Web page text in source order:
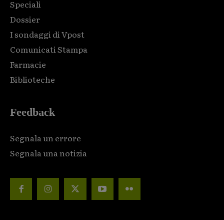
Speciali
Dossier
I sondaggi di Vpost
Comunicati Stampa
Farmacie
Biblioteche
Feedback
Segnala un errore
Segnala una notizia